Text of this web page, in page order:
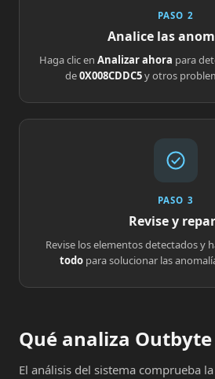
PASO 2
Analice las
Haga clic en Analizar ahora para
de0X008CDDC5y otros
PASO 3
Revise y
Revise los elementos detectados y
todo para solucionar las
Qué analiza Outbyte
El análisis del sistema comprueba